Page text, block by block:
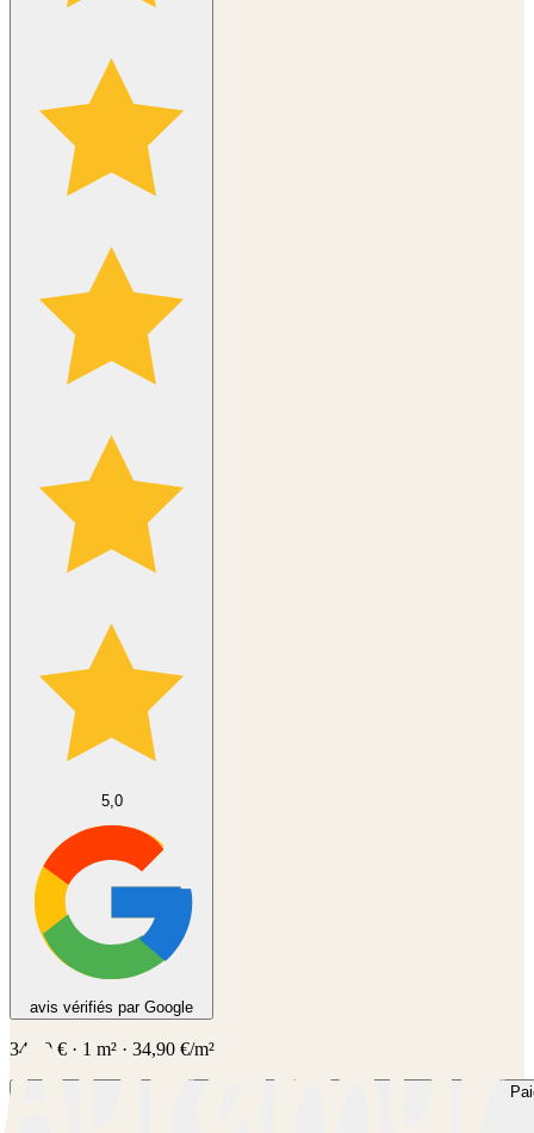
5,0
avis vérifiés par Google
34,90 € · 1 m² · 34,90 €/m²